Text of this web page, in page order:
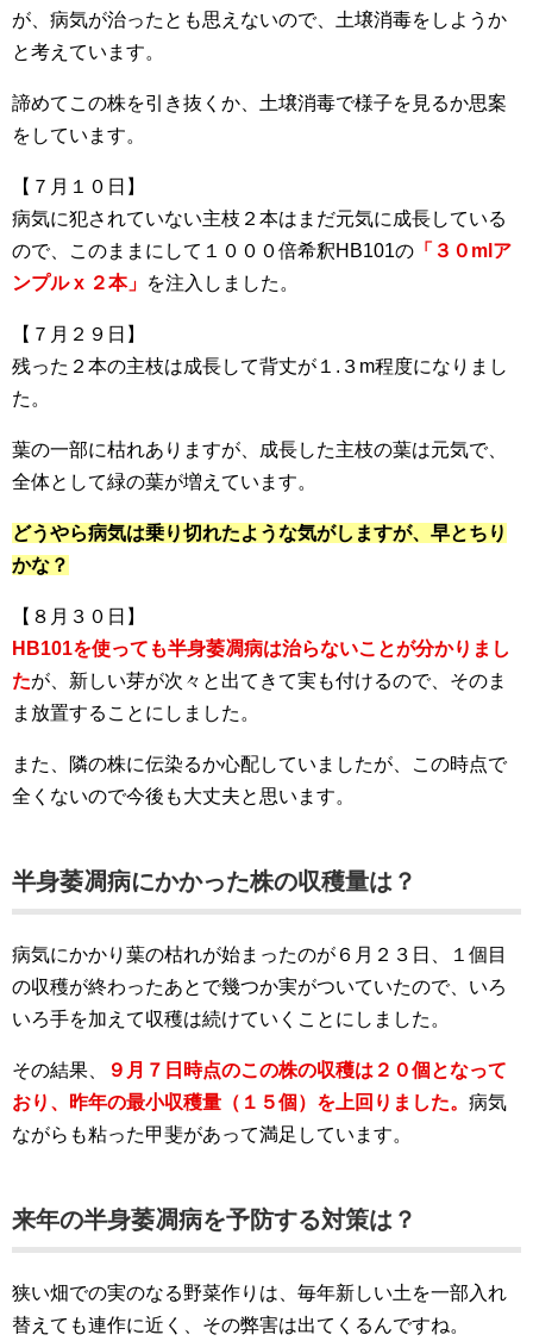
が、病気が治ったとも思えないので、土壌消毒をしようか
と考えています。
諦めてこの株を引き抜くか、土壌消毒で様子を見るか思案
をしています。
【７月１０日】
病気に犯されていない主枝２本はまだ元気に成長している
ので、このままにして１０００倍希釈HB101の 「３０mlア
ンプル x ２本」 を注入しました。
【７月２９日】
残った２本の主枝は成長して背丈が１.３m程度になりまし
た。
葉の一部に枯れありますが、成長した主枝の葉は元気で、
全体として緑の葉が増えています。
どうやら病気は乗り切れたような気がしますが、早とちり
かな？
【８月３０日】
HB101を使っても半身萎凋病は治らないことが分かりまし
たが、新しい芽が次々と出てきて実も付けるので、そのま
ま放置することにしました。
また、隣の株に伝染るか心配していましたが、この時点で
全くないので今後も大丈夫と思います。
半身萎凋病にかかった株の収穫量は？
病気にかかり葉の枯れが始まったのが６月２３日、１個目
の収穫が終わったあとで幾つか実がついていたので、いろ
いろ手を加えて収穫は続けていくことにしました。
その結果、
９月７日時点のこの株の収穫は２０個となって
おり、昨年の最小収穫量（１５個）を上回りました。 病気
ながらも粘った甲斐があって満足しています。
来年の半身萎凋病を予防する対策は？
狭い畑での実のなる野菜作りは、毎年新しい土を一部入れ
替えても連作に近く、その弊害は出てくるんですね。